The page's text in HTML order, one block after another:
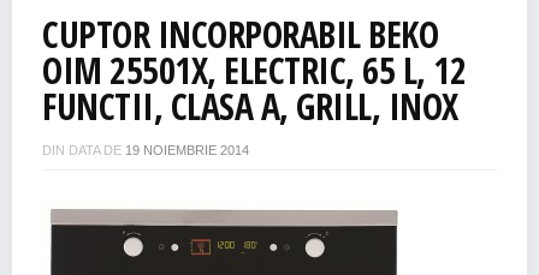
CUPTOR INCORPORABIL BEKO
OIM 25501X, ELECTRIC, 65 L, 12
FUNCTII, CLASA A, GRILL, INOX
DIN DATA DE 19 NOIEMBRIE 2014